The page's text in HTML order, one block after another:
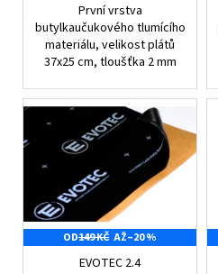
První vrstva
butylkaučukového tlumícího
materiálu, velikost plátů
37x25 cm, tloušťka 2 mm
OD149 KČ AŽ–20 %
EVOTEC 2.4
GROUND
ZERO
GZRC
IV
Kč
Původně: